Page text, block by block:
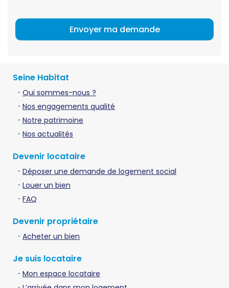
Seine Habitat
Qui sommes-nous ?
Nos engagements qualité
Notre patrimoine
Nos actualités
Devenir locataire
Déposer une demande de logement social
Louer un bien
FAQ
Devenir propriétaire
Acheter un bien
Je suis locataire
Mon espace locataire